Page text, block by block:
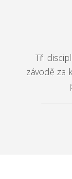
Tři
závodě za